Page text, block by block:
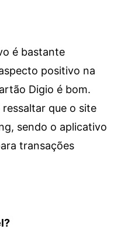
é bastante
positivo na
Digio é bom.
que o site
sendo o aplicativo
transações